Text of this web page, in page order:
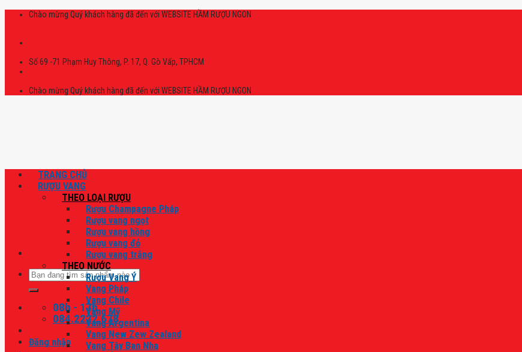
Skip
Chào mừng Quý khách hàng đã đến với WEBSITE HẦM RƯỢU NGON
Số 69 -71 Phạm Huy Thông, P. 17, Q. Gò Vấp, TPHCM
Chào mừng Quý khách hàng đã đến với WEBSITE HẦM RƯỢU NGON
Tìm
kiếm:
08h - 17h
084.2222.678
Đăng nhập
TRANG CHỦ
RƯỢU VANG
THEO LOẠI RƯỢU
Rượu Champagne Pháp
Rượu vang ngọt
Rượu vang hồng
Rượu vang đỏ
Rượu vang trắng
THEO NƯỚC
Rượu Vang Ý
Vang Pháp
Vang Chile
Vang Mỹ
Vang Argentina
Vang New Zew Zealand
Vang Tây Ban Nha